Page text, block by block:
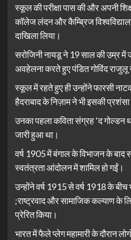
स्कूल की परीक्षा पास की और अपनी
कॉलेज लंदन और कैम्ब्रिज
दाखिला लिया।
सरोजिनी नायडू ने 19 साल की उम्र में
अवहेलना करते हुए पंडित गोविंद राजुलू
स्कूल में रहते हुए ही उन्होंने फारसी
हैदराबाद के निज़ाम ने भी इसकी प्रशंसा
उनका पहला कविता संग्रह ‘द गोल्डन
जारी हुआ था।
वर्ष 1905 में बंगाल के विभाजन के बाद
स्वतंत्रता आंदोलन में शामिल हो गईं।
उन्होंने वर्ष 1915 से वर्ष 1918 के बीच
;राष्ट्रवाद और सामाजिक कल्याण के
प्रेरित किया।
भारत में फैले प्लेग महामारी के दौरान